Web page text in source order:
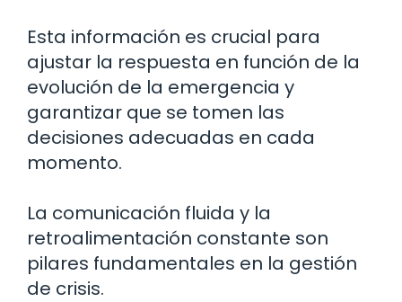
Esta información es crucial para
ajustar la respuesta en función de la
evolución de la emergencia y
garantizar que se tomen las
decisiones adecuadas en cada
momento.
La comunicación fluida y la
retroalimentación constante son
pilares fundamentales en la gestión
de crisis.